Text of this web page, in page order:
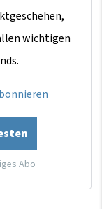
wichtigen
Abo